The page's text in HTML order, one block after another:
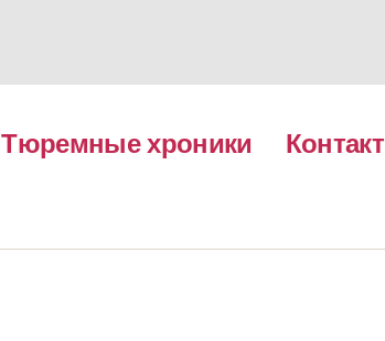
Тюремные хроники
Контакт